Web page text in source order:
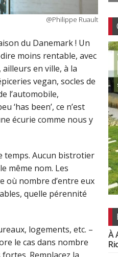
@Philippe Ruault
du Danemark ! Un
moins rentable, avec
en ville, à la
vegan, socles de
l’automobile,
‘has been’, ce n’est
écurie comme nous y
temps. Aucun bistrotier
même nom. Les
où nombre d’entre eux
quelle pérennité
logements, etc. –
le cas dans nombre
À